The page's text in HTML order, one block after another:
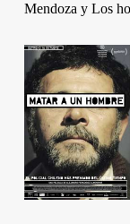
Mendoza y Los